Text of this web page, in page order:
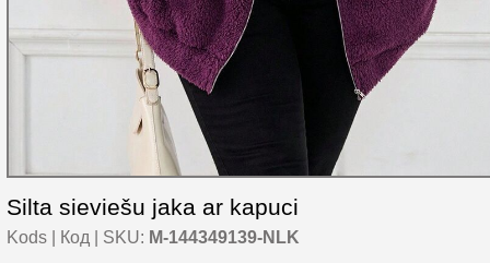
Silta sieviešu jaka ar kapuci
Kods | Код | SKU: M-144349139-NLK